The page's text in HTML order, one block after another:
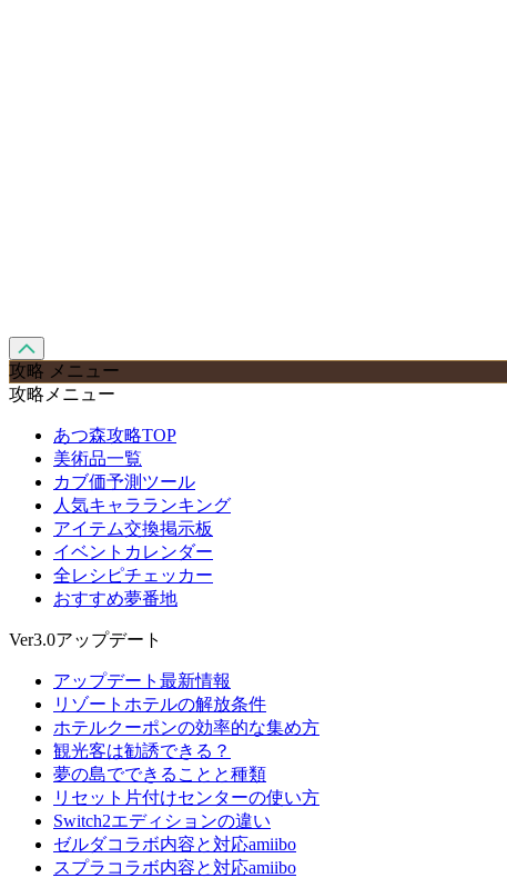
攻略 メニュー
攻略メニュー
あつ森攻略TOP
美術品一覧
カブ価予測ツール
人気キャラランキング
アイテム交換掲示板
イベントカレンダー
全レシピチェッカー
おすすめ夢番地
Ver3.0アップデート
アップデート最新情報
リゾートホテルの解放条件
ホテルクーポンの効率的な集め方
観光客は勧誘できる？
夢の島でできることと種類
リセット片付けセンターの使い方
Switch2エディションの違い
ゼルダコラボ内容と対応amiibo
スプラコラボ内容と対応amiibo